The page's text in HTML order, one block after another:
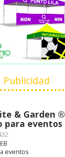
Publicidad
& Garden ®
para eventos
eventos